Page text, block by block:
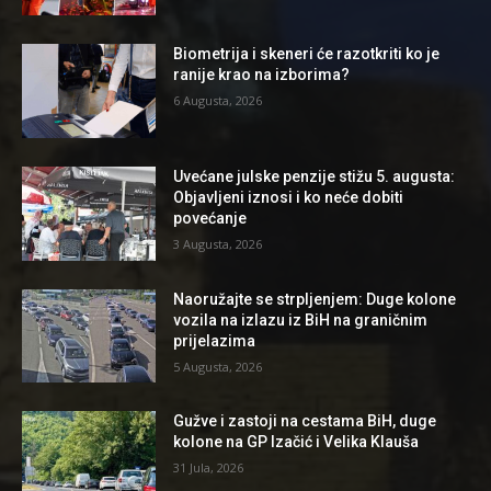
Biometrija i skeneri će razotkriti ko je
ranije krao na izborima?
6 Augusta, 2026
Uvećane julske penzije stižu 5. augusta:
Objavljeni iznosi i ko neće dobiti
povećanje
3 Augusta, 2026
Naoružajte se strpljenjem: Duge kolone
vozila na izlazu iz BiH na graničnim
prijelazima
5 Augusta, 2026
Gužve i zastoji na cestama BiH, duge
kolone na GP Izačić i Velika Klauša
31 Jula, 2026